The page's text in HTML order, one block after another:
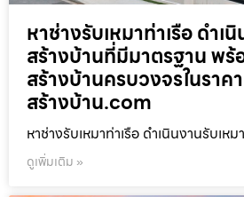
หาช่างรับเหมาท่าเรือ ดำเ
สร้างบ้านที่มีมาตรฐาน พร้
สร้างบ้านครบวงจรในราค
สร้างบ้าน.com
หาช่างรับเหมาท่าเรือ ดำเนินงานรับเหม
ดูเพิ่มเติม »